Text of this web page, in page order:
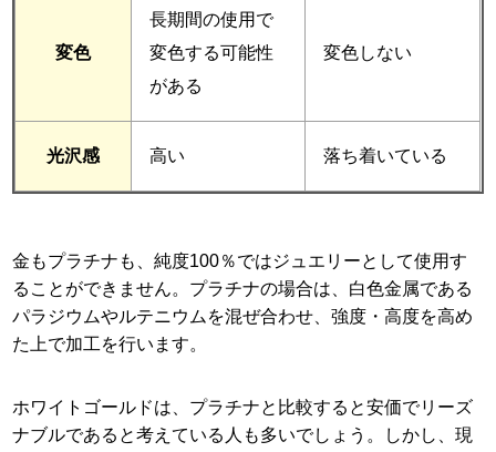
変色
長期間の使用で
変色する可能性
がある
変色しない
光沢感 高い 落ち着いている
金もプラチナも、純度100％ではジュエリーとして使用す
ることができません。プラチナの場合は、白色金属である
パラジウムやルテニウムを混ぜ合わせ、強度・高度を高め
た上で加工を行います。
ホワイトゴールドは、プラチナと比較すると安価でリーズ
ナブルであると考えている人も多いでしょう。しかし、現